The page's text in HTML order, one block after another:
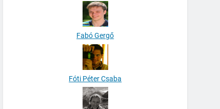
Fabó Gergő
Fóti Péter Csaba